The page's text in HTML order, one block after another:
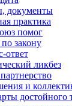
документы
практика
помог
закону
ответ
ликбез
и
достойного